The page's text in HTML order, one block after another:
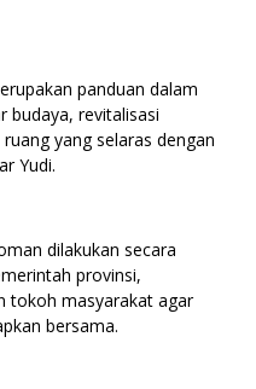
panduan dalam
budaya, revitalisasi
yang selaras dengan
Yudi.
dilakukan secara
provinsi,
tokoh masyarakat agar
bersama.